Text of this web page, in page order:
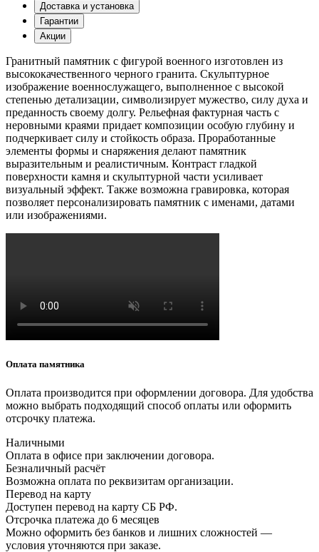
Доставка и установка
Гарантии
Акции
Гранитный памятник с фигурой военного изготовлен из
высококачественного черного гранита. Скульптурное
изображение военнослужащего, выполненное с высокой
степенью детализации, символизирует мужество, силу духа и
преданность своему долгу. Рельефная фактурная часть с
неровными краями придает композиции особую глубину и
подчеркивает силу и стойкость образа. Проработанные
элементы формы и снаряжения делают памятник
выразительным и реалистичным. Контраст гладкой
поверхности камня и скульптурной части усиливает
визуальный эффект. Также возможна гравировка, которая
позволяет персонализировать памятник с именами, датами
или изображениями.
Оплата памятника
Оплата производится при оформлении договора. Для удобства
можно выбрать подходящий способ оплаты или оформить
отсрочку платежа.
Наличными
Оплата в офисе при заключении договора.
Безналичный расчёт
Возможна оплата по реквизитам организации.
Перевод на карту
Доступен перевод на карту СБ РФ.
Отсрочка платежа до 6 месяцев
Можно оформить без банков и лишних сложностей —
условия уточняются при заказе.